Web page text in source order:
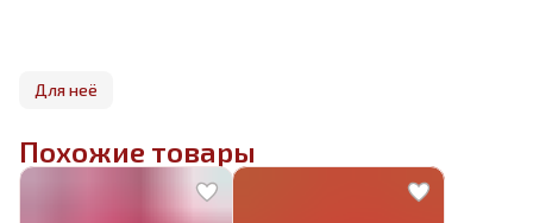
Для неё
Похожие товары